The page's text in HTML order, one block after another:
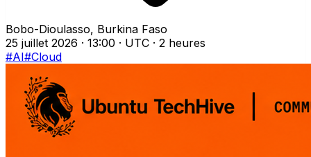
Bobo-Dioulasso, Burkina Faso
25 juillet 2026 · 13:00 · UTC · 2 heures
#AI#Cloud